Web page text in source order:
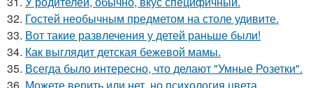
32. Гостей необычным предметом на столе удивите.
33. Вот такие развлечения у детей раньше были!
34. Как выглядит детская бежевой мамы.
35. Всегда было интересно, что делают "Умные Розетки".
36. Можете верить или нет, но психология цвета